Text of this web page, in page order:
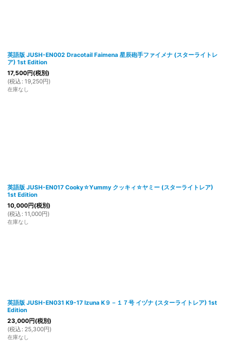
英語版 JUSH-EN002 Dracotail Faimena 星辰砲手ファイメナ (スターライトレ
ア) 1st Edition
17,500円(税別)
(税込 : 19,250円)
在庫なし
英語版 JUSH-EN017 Cooky☆Yummy クッキィ☆ヤミー (スターライトレア)
1st Edition
10,000円(税別)
(税込 : 11,000円)
在庫なし
英語版 JUSH-EN031 K9-17 Izuna K９－１７号 イヅナ (スターライトレア) 1st
Edition
23,000円(税別)
(税込 : 25,300円)
在庫なし